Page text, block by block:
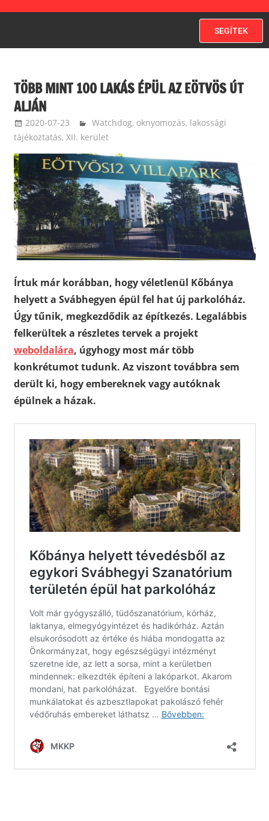
SEGÍTEK
TÖBB MINT 100 LAKÁS ÉPÜL AZ EÖTVÖS ÚT
ALJÁN
2020-07-23 ketfarkukutya
Watchdog, oknyomozás, lakossági
tájékoztatás, XII. kerület
Írtuk már korábban, hogy véletlenül Kőbánya
helyett a Svábhegyen épül fel hat új parkolóház.
Úgy tűnik, megkezdődik az építkezés. Legalábbis
felkerültek a részletes tervek a projekt
weboldalára, úgyhogy most már több
konkrétumot tudunk. Az viszont továbbra sem
derült ki, hogy embereknek vagy autóknak
épülnek a házak.